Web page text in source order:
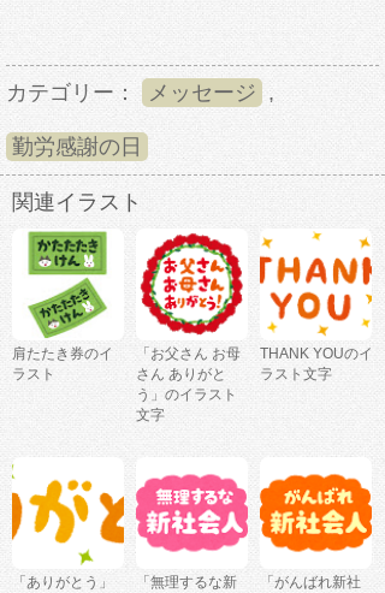
カテゴリー： メッセージ ,
勤労感謝の日
関連イラスト
肩たたき券のイ
ラスト
「お父さん お母
さん ありがと
う」のイラスト
文字
THANK YOUのイ
ラスト文字
「ありがとう」
「無理するな新
「がんばれ新社